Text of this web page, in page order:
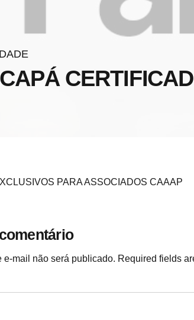
PARA ASSOCIADOS CAAAP
e-mail não será publicado. Required fields